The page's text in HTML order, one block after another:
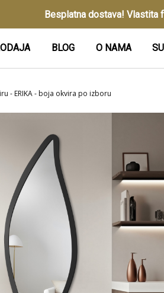
Besplatna dostava! Vlastita
BLOG O NAMA
- ERIKA - boja okvira po izboru